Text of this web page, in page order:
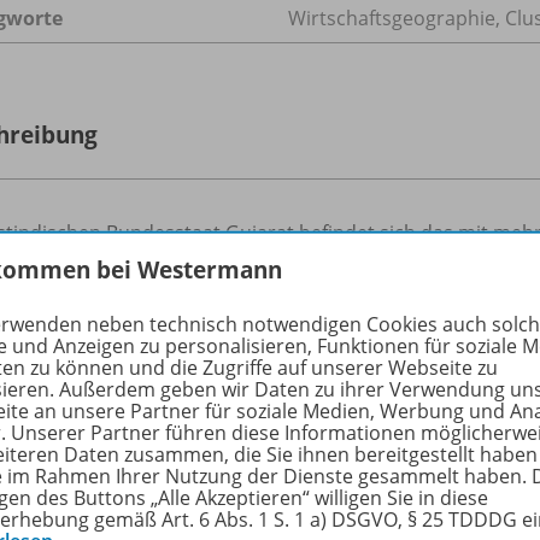
Wirtschaftsgeographie,
Bundesstaat Gujarat befindet sich das mit
Cluster der diamantverarbeitenden Industrie.
Industriestrukturen auf einem eigenständigen,
von wenigen Großfamilien geprägt wurde.
Inhalte der Ausgabe
bei Westermann
neben technisch notwendigen Cookies auch
und Anzeigen zu personalisieren, Funktionen für soziale
zu können und die Zugriffe auf unserer Webseite zu
Außerdem geben wir Daten zu ihrer Verwendung
an unsere Partner für soziale Medien, Werbung und
Unserer Partner führen diese Informationen
Daten zusammen, die Sie ihnen bereitgestellt
im Rahmen Ihrer Nutzung der Dienste gesammelt haben.
des Buttons „Alle Akzeptieren“ willigen Sie in diese
gemäß Art. 6 Abs. 1 S. 1 a) DSGVO, § 25 TDDDG